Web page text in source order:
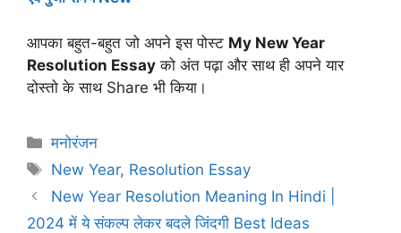
आपका बहुत-बहुत जो अपने इस पोस्ट My New Year
Resolution Essay को अंत पढ़ा और साथ ही अपने यार
दोस्तो के साथ Share भी किया।
Categories
मनोरंजन
Tags
New Year, Resolution Essay
New Year Resolution Meaning In Hindi |
2024 में ये संकल्प लेकर बदले जिंदगी Best Ideas